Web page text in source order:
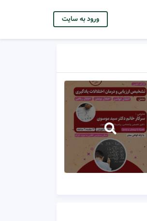
ورود به سایت